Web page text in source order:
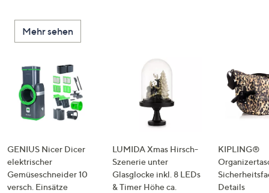
Mehr sehen
GENIUS Nicer Dicer
elektrischer
Gemüseschneider 10
versch. Einsätze
LUMIDA Xmas Hirsch-
Szenerie unter
Glasglocke inkl. 8 LEDs
& Timer Höhe ca.
KIPLING®
Details